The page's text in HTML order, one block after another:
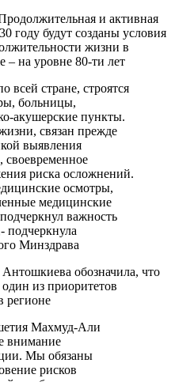
и активная
году будут созданы условия
жизни в
– на уровне 80-ти лет
всей стране, строятся
больницы,
акушерские пункты.
связан прежде
выявления
своевременное
риска осложнений.
осмотры,
медицинские
важность
подчеркнула
Минздрава
обозначила, что
из приоритетов
регионе
Махмуд-Али
внимание
Мы обязаны
рисков